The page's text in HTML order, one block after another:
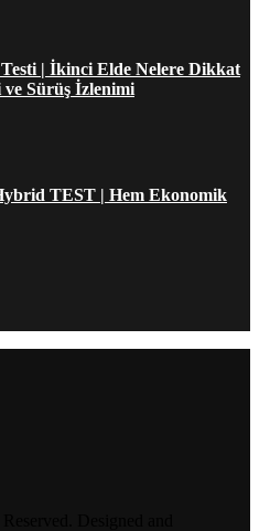
| İkinci Elde Nelere Dikkat
Sürüş İzlenimi
TEST | Hem Ekonomik
Designed and